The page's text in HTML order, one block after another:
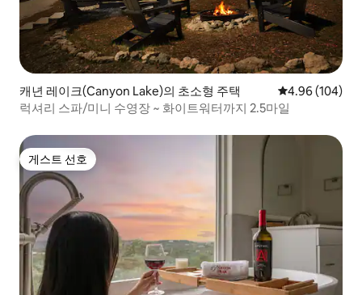
캐년 레이크(Canyon Lake)의 초소형 주택 평점 4.96점(5
4.96 (104)
럭셔리 스파/미니 수영장 ~ 화이트워터까지 2.5마일
게스트 선호
게스트 선호